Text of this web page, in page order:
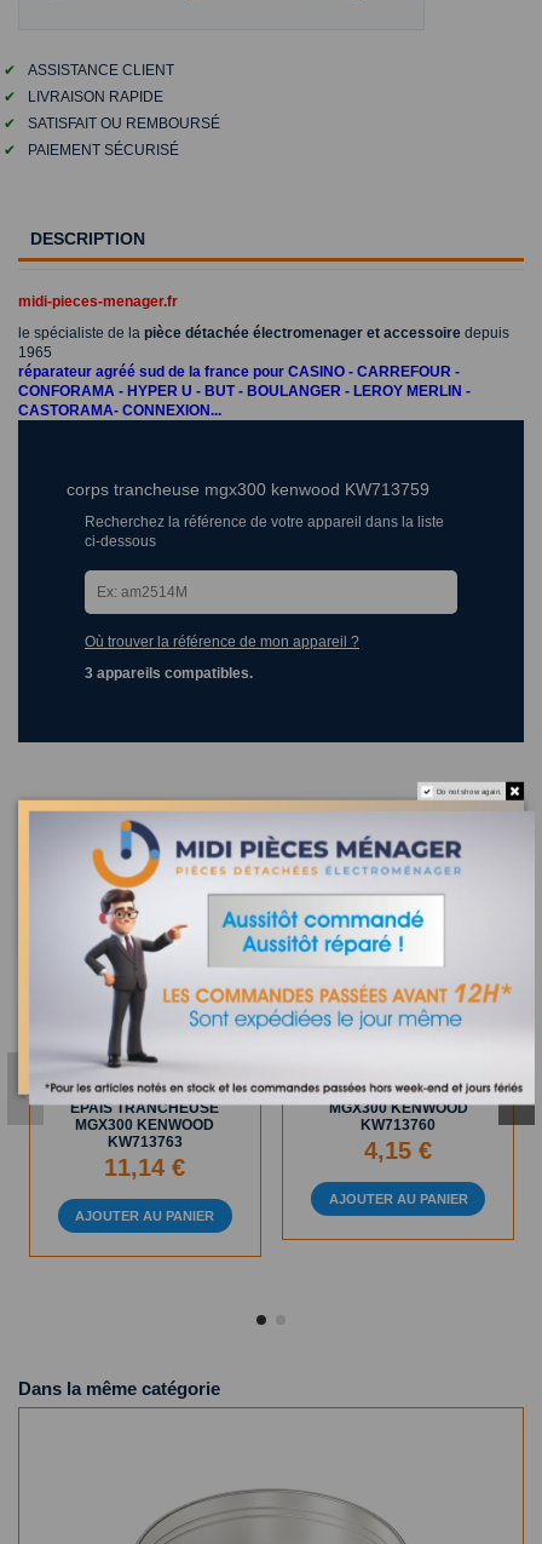
✔
ASSISTANCE CLIENT
✔
LIVRAISON RAPIDE
✔
SATISFAIT OU REMBOURSÉ
✔
PAIEMENT SÉCURISÉ
DESCRIPTION
midi-pieces-menager.fr
le spécialiste de la pièce détachée électromenager et accessoire depuis
1965
réparateur agréé sud de la france pour CASINO - CARREFOUR -
CONFORAMA - HYPER U - BUT - BOULANGER - LEROY MERLIN -
CASTORAMA- CONNEXION...
corps trancheuse mgx300 kenwood KW713759
Recherchez la référence de votre appareil dans la liste
ci-dessous
Où trouver la référence de mon appareil ?
3 appareils compatibles.
Les clients qui ont acheté ce produit ont également acheté :
Sur commande
TAMBOUR A RAPER
EPAIS TRANCHEUSE
MGX300 KENWOOD
KW713763
11,14 €
AJOUTER AU PANIER
POUSSOIR TRANCHEUSE
MGX300 KENWOOD
KW713760
4,15 €
AJOUTER AU PANIER
Dans la même catégorie
Do not show again.